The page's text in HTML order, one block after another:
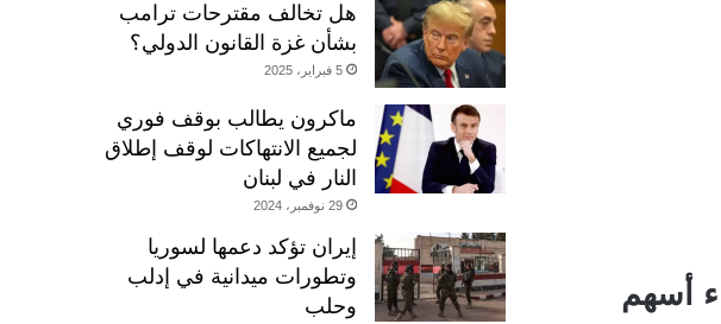
أسهم
هل تخالف مقترحات ترامب
بشأن غزة القانون الدولي؟
5 فبراير، 2025
ماكرون يطالب بوقف فوري
لجميع الانتهاكات لوقف إطلاق
النار في لبنان
29 نوفمبر، 2024
إيران تؤكد دعمها لسوريا
وتطورات ميدانية في إدلب
وحلب